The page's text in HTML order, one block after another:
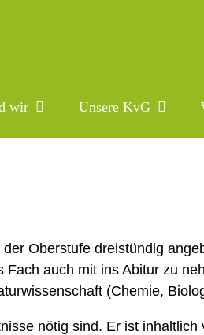
wir Unsere KvG
Oberstufe dreistündig
auch mit ins Abitur zu
(Chemie,
nötig sind. Er ist